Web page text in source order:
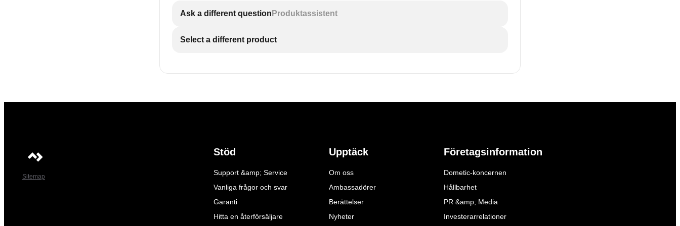
Ask a different question Produktassistent
Select a different product
Sitemap
Stöd
Support &amp; Service
Vanliga frågor och svar
Garanti
Hitta en återförsäljare
Upptäck
Om oss
Ambassadörer
Berättelser
Nyheter
Företagsinformation
Dometic-koncernen
Hållbarhet
PR &amp; Media
Investerarrelationer